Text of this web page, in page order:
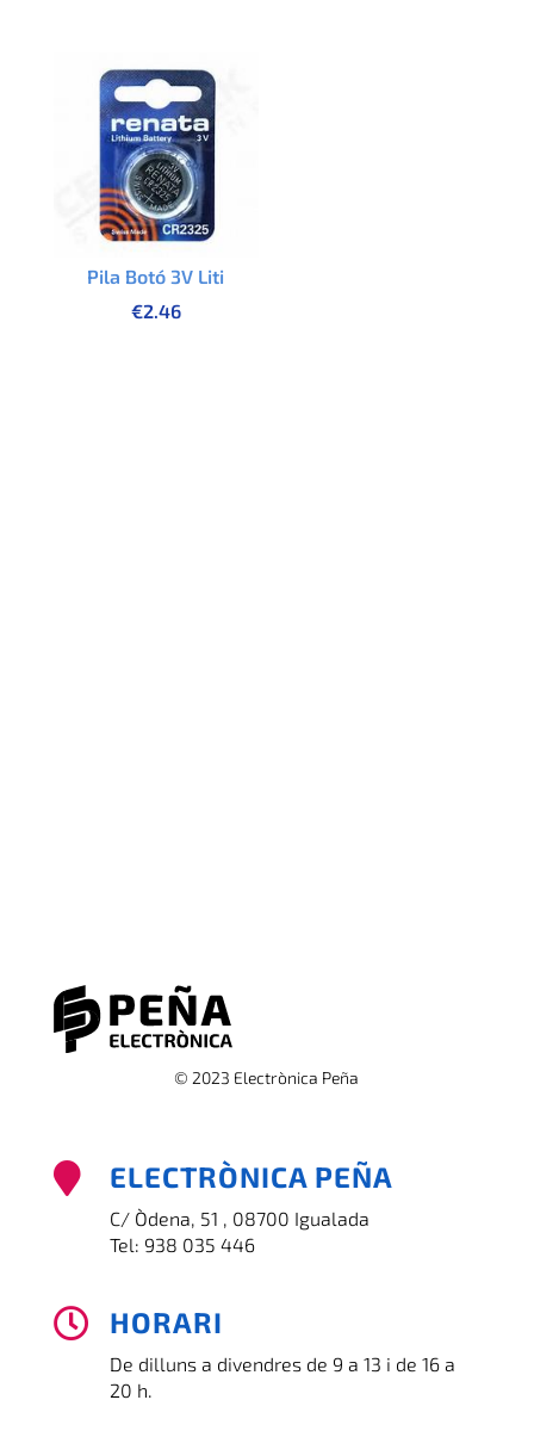
Pila Botó 3V Liti
€2.46
© 2023 Electrònica Peña
 ELECTRÒNICA PEÑA
C/ Òdena, 51 , 08700 Igualada
Tel: 938 035 446
 HORARI
De dilluns a divendres de 9 a 13 i de 16 a
20 h.